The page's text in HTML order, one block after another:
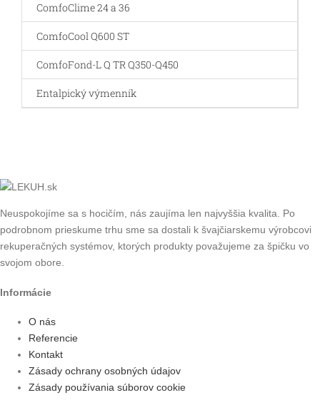
ComfoClime 24 a 36
ComfoCool Q600 ST
ComfoFond-L Q TR Q350-Q450
Entalpický výmenník
Neuspokojíme sa s hocičím, nás zaujíma len najvyššia kvalita. Po
podrobnom prieskume trhu sme sa dostali k švajčiarskemu výrobcovi
rekuperačných systémov, ktorých produkty považujeme za špičku vo
svojom obore.
Informácie
O nás
Referencie
Kontakt
Zásady ochrany osobných údajov
Zásady používania súborov cookie